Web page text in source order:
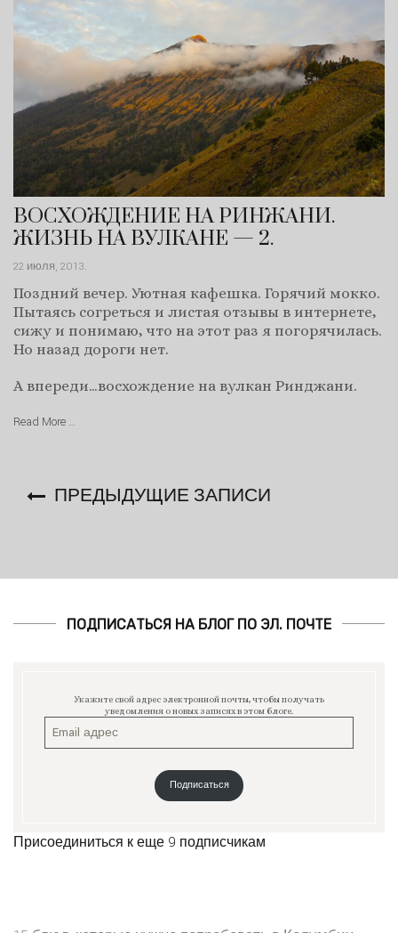
ВОСХОЖДЕНИЕ НА РИНЖАНИ.
ЖИЗНЬ НА ВУЛКАНЕ — 2.
22 июля, 2013.
Поздний вечер. Уютная кафешка. Горячий мокко.
Пытаясь согреться и листая отзывы в интернете,
сижу и понимаю, что на этот раз я погорячилась.
Но назад дороги нет.
А впереди…восхождение на вулкан Ринджани.
Read More …
ПРЕДЫДУЩИЕ ЗАПИСИ
ПОДПИСАТЬСЯ НА БЛОГ ПО ЭЛ. ПОЧТЕ
Укажите свой адрес электронной почты, чтобы получать
уведомления о новых записях в этом блоге.
Подписаться
Присоединиться к еще 9 подписчикам